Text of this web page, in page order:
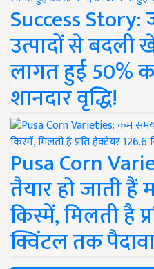
Success
उत्पादों से बदली
लागत हुई 50%
शानदार वृद्धि!
Pusa Corn
तैयार हो जाती हैं
किस्में, मिलती है
क्विंटल तक